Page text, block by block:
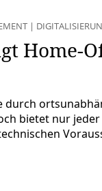
|
Home-
bietet nur